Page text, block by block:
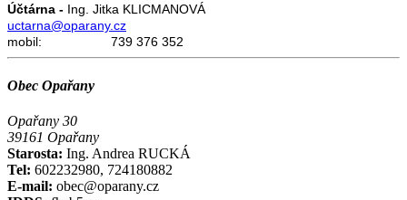
Účtárna - Ing. Jitka KLICMANOVÁ
uctarna@oparany.cz
mobil: 739 376 352
Obec Opařany
Opařany 30
39161 Opařany
Starosta: Ing. Andrea RUCKÁ
Tel: 602232980, 724180882
E-mail: obec@oparany.cz